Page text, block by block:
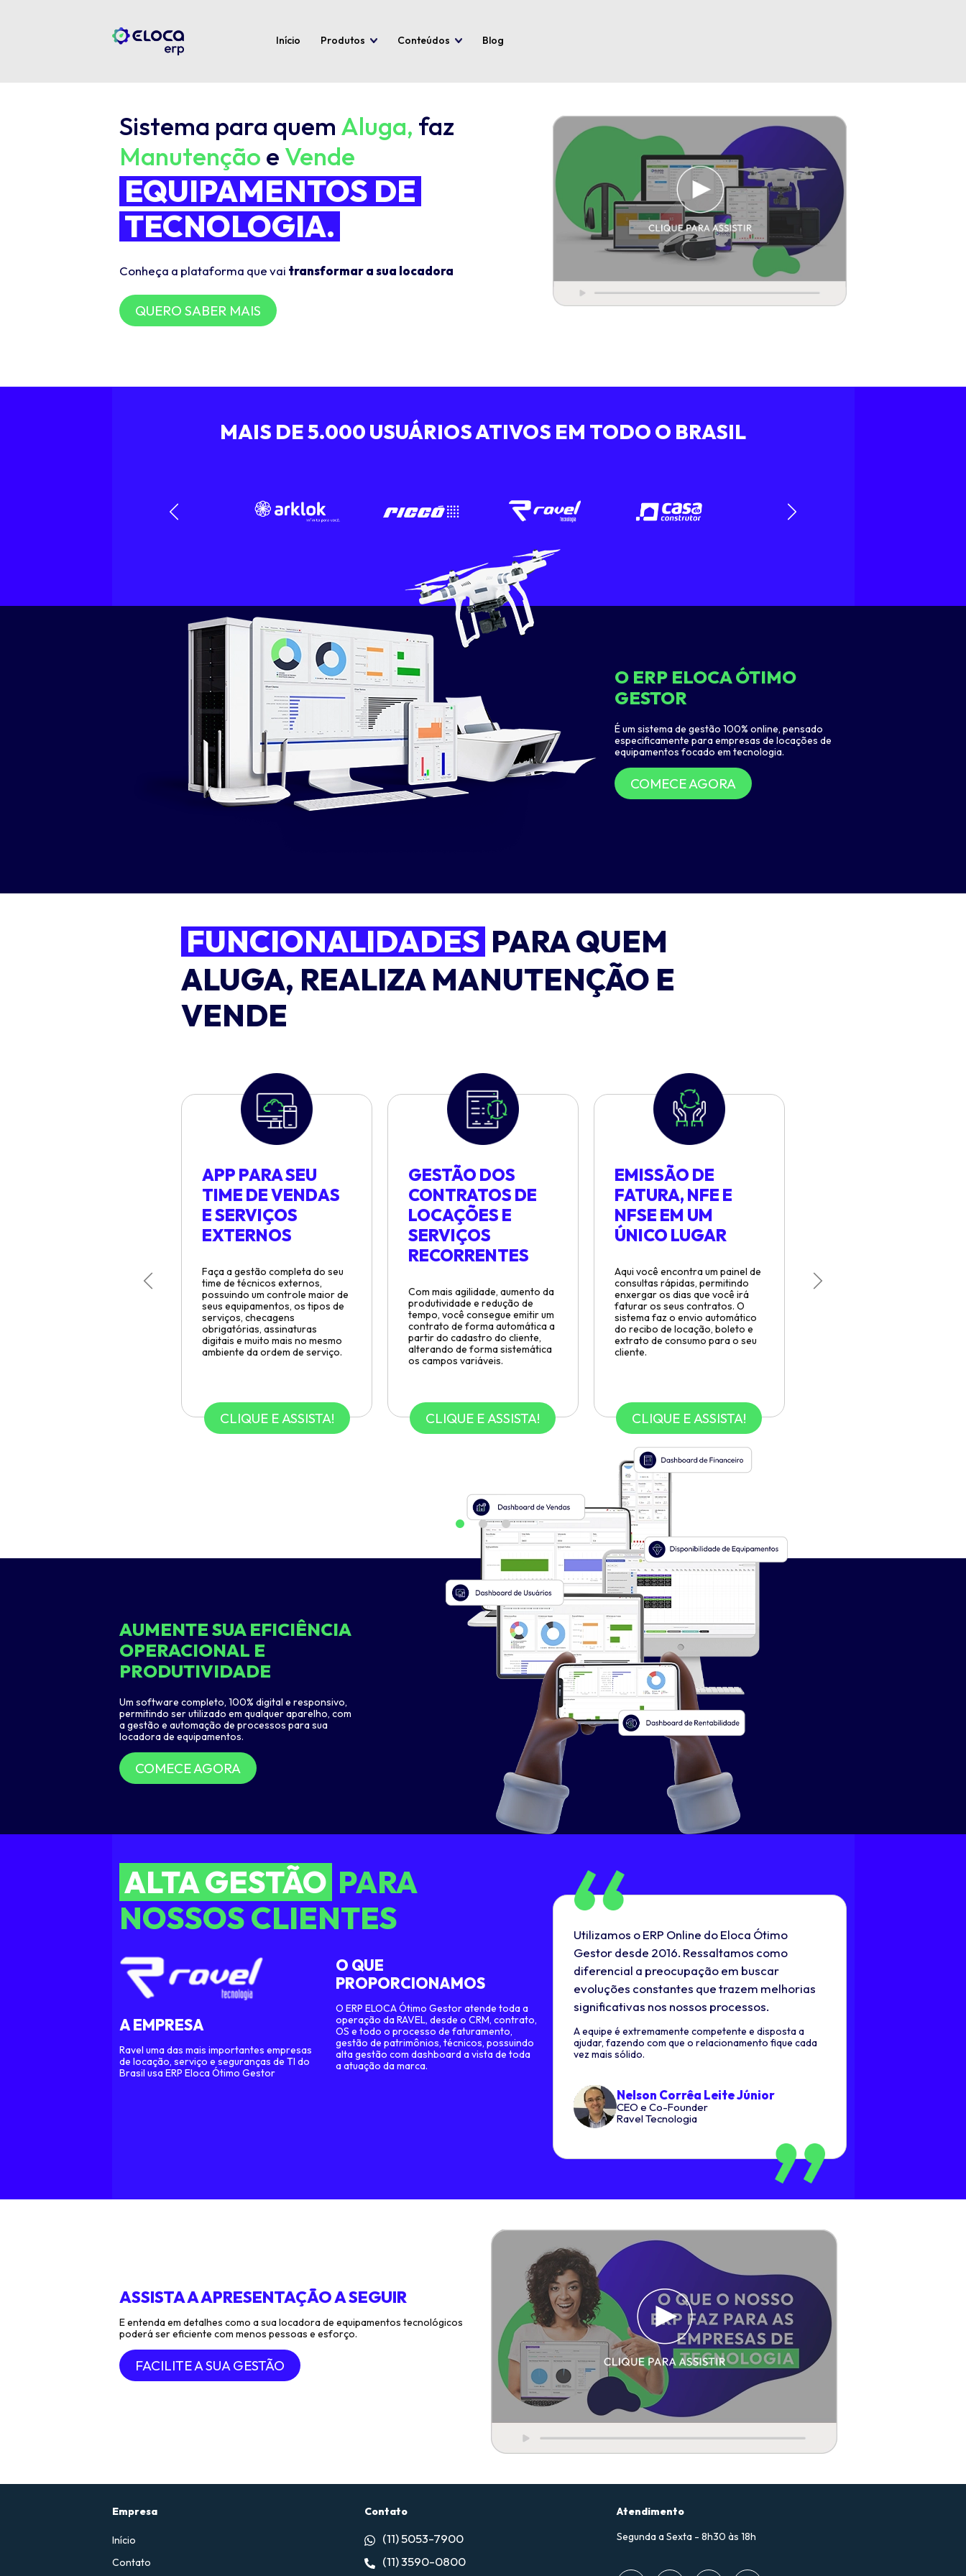
Início Produtos Conteúdos Blog
Sistema para quem Aluga, faz
Manutenção e Vende
EQUIPAMENTOS DE
TECNOLOGIA.
Conheça a plataforma que vai transformar a sua locadora
QUERO SABER MAIS
MAIS DE 5.000 USUÁRIOS ATIVOS EM TODO O BRASIL
Anterior Próximo
O ERP ELOCA ÓTIMO
GESTOR
É um sistema de gestão 100% online, pensado
especificamente para empresas de locações de
equipamentos focado em tecnologia.
COMECE AGORA
FUNCIONALIDADES PARA QUEM
ALUGA, REALIZA MANUTENÇÃO E
VENDE
APP PARA SEU
TIME DE VENDAS
E SERVIÇOS
EXTERNOS
Faça a gestão completa do seu
time de técnicos externos,
possuindo um controle maior de
seus equipamentos, os tipos de
serviços, checagens
obrigatórias, assinaturas
digitais e muito mais no mesmo
ambiente da ordem de serviço.
CLIQUE E ASSISTA!
GESTÃO DOS
CONTRATOS DE
LOCAÇÕES E
SERVIÇOS
RECORRENTES
Com mais agilidade, aumento da
produtividade e redução de
tempo, você consegue emitir um
contrato de forma automática a
partir do cadastro do cliente,
alterando de forma sistemática
os campos variáveis.
CLIQUE E ASSISTA!
EMISSÃO DE
FATURA, NFE E
NFSE EM UM
ÚNICO LUGAR
Aqui você encontra um painel de
consultas rápidas, permitindo
enxergar os dias que você irá
faturar os seus contratos. O
sistema faz o envio automático
do recibo de locação, boleto e
extrato de consumo para o seu
cliente.
CLIQUE E ASSISTA!
Anterior Próximo
AUMENTE SUA EFICIÊNCIA
OPERACIONAL E
PRODUTIVIDADE
Um software completo, 100% digital e responsivo,
permitindo ser utilizado em qualquer aparelho, com
a gestão e automação de processos para sua
locadora de equipamentos.
COMECE AGORA
ALTA GESTÃO PARA
NOSSOS CLIENTES
A EMPRESA
Ravel uma das mais importantes empresas
de locação, serviço e seguranças de TI do
Brasil usa ERP Eloca Ótimo Gestor
O QUE
PROPORCIONAMOS
O ERP ELOCA Ótimo Gestor atende toda a
operação da RAVEL, desde o CRM, contrato,
OS e todo o processo de faturamento,
gestão de patrimônios, técnicos, possuindo
alta gestão com dashboard a vista de toda
a atuação da marca.
Utilizamos o ERP Online do Eloca Ótimo
Gestor desde 2016. Ressaltamos como
diferencial a preocupação em buscar
evoluções constantes que trazem melhorias
significativas nos nossos processos.
A equipe é extremamente competente e disposta a
ajudar, fazendo com que o relacionamento fique cada
vez mais sólido.
Nelson Corrêa Leite Júnior
CEO e Co-Founder
Ravel Tecnologia
ASSISTA A APRESENTAÇÃO A SEGUIR
E entenda em detalhes como a sua locadora de equipamentos tecnológicos
poderá ser eficiente com menos pessoas e esforço.
FACILITE A SUA GESTÃO
Empresa
Início
Contato
Contato
(11) 5053-7900
(11) 3590-0800
Atendimento
Segunda a Sexta - 8h30 às 18h